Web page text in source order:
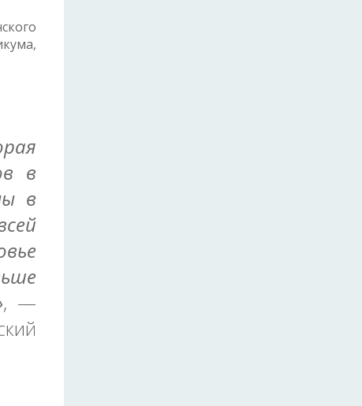
в
в
, —